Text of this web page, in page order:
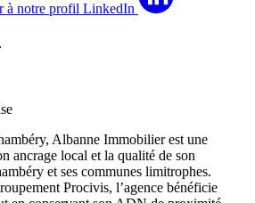
à notre profil LinkedIn
Albanne Immobilier est une
ancrage local et la qualité de son
et ses communes limitrophes.
Procivis, l’agence bénéficie